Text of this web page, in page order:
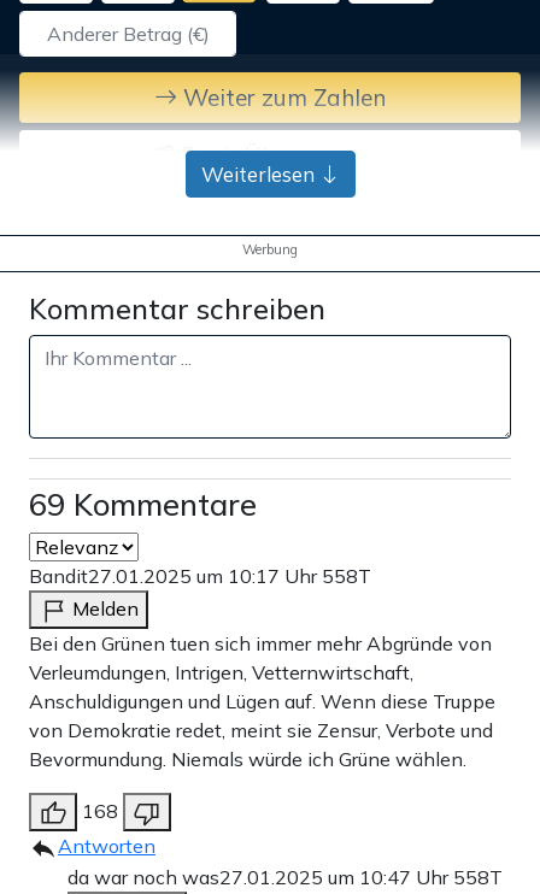
Weiter zum Zahlen
Bank-Überweisung
Weiterlesen
Werbung
Kommentar schreiben
69 Kommentare
Bandit27.01.2025 um 10:17 Uhr 558T
Melden
Bei den Grünen tuen sich immer mehr Abgründe von
Verleumdungen, Intrigen, Vetternwirtschaft,
Anschuldigungen und Lügen auf. Wenn diese Truppe
von Demokratie redet, meint sie Zensur, Verbote und
Bevormundung. Niemals würde ich Grüne wählen.
168
Antworten
da war noch was27.01.2025 um 10:47 Uhr 558T